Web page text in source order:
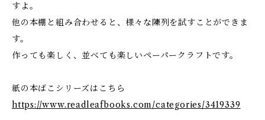
すよ。
他の本棚と組み合わせると、様々な陳列を試すことができま
す。
作っても楽しく、並べても楽しいペーパークラフトです。
紙の本ばこシリーズはこちら
https://www.readleafbooks.com/categories/3419339